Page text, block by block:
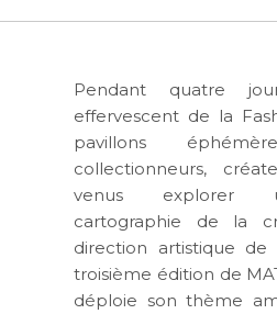
Pendant quatre
effervescent de la
pavillons
collectionneurs,
venus explorer
cartographie de la
direction artistique de
troisième édition de
déploie son thème